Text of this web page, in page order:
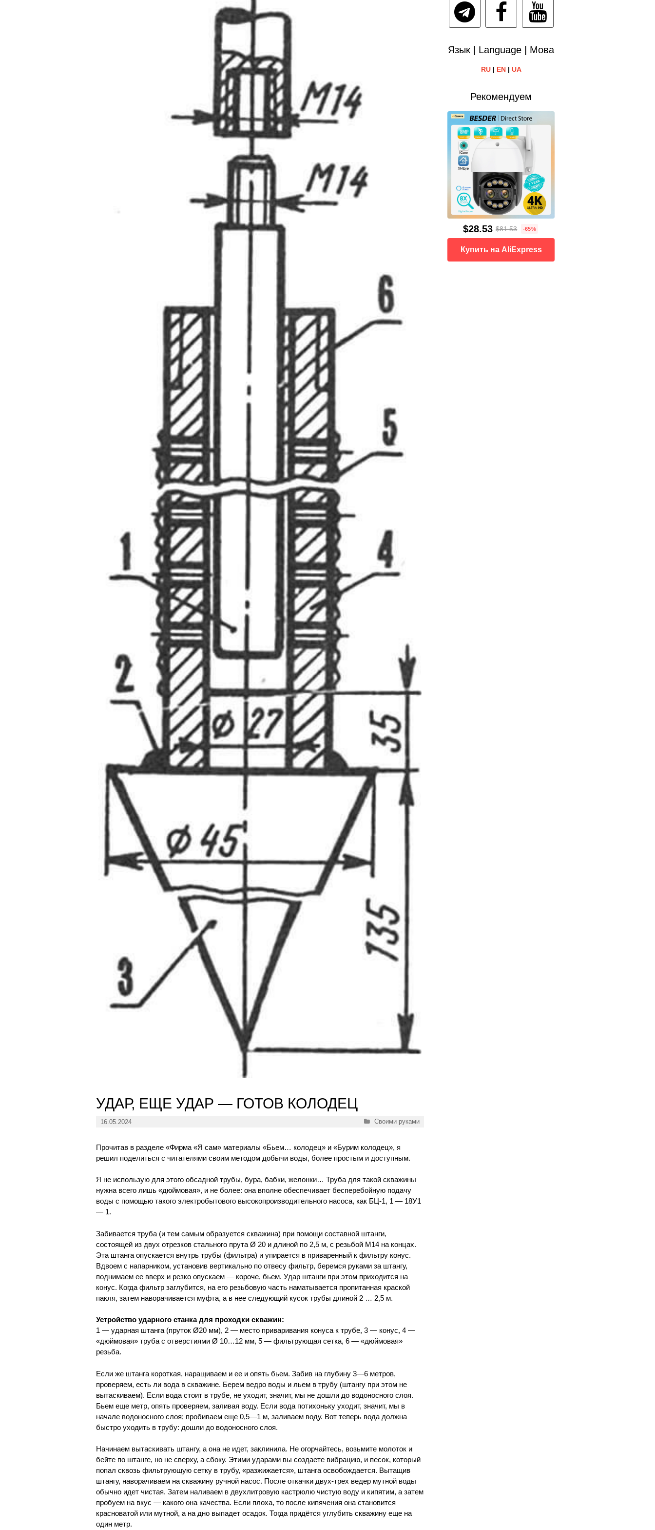
УДАР, ЕЩЕ УДАР — ГОТОВ КОЛОДЕЦ
16.05.2024 Рубрики
Своими руками
Прочитав в разделе «Фирма «Я сам» материалы «Бьем… колодец» и «Бурим колодец», я
решил поделиться с читателями своим методом добычи воды, более простым и доступным.
Я не использую для этого обсадной трубы, бура, бабки, желонки… Труба для такой скважины
нужна всего лишь «дюймовая», и не более: она вполне обеспечивает бесперебойную подачу
воды с помощью такого электробытового высокопроизводительного насоса, как БЦ-1, 1 — 18У1
— 1.
Забивается труба (и тем самым образуется скважина) при помощи составной штанги,
состоящей из двух отрезков стального прута Ø 20 и длиной по 2,5 м, с резьбой М14 на концах.
Эта штанга опускается внутрь трубы (фильтра) и упирается в приваренный к фильтру конус.
Вдвоем с напарником, установив вертикально по отвесу фильтр, беремся руками за штангу,
поднимаем ее вверх и резко опускаем — короче, бьем. Удар штанги при этом приходится на
конус. Когда фильтр заглубится, на его резьбовую часть наматывается пропитанная краской
пакля, затем наворачивается муфта, а в нее следующий кусок трубы длиной 2 … 2,5 м.
Устройство ударного станка для проходки скважин:
1 — ударная штанга (пруток Ø20 мм), 2 — место приваривания конуса к трубе, 3 — конус, 4 —
«дюймовая» труба с отверстиями Ø 10…12 мм, 5 — фильтрующая сетка, 6 — «дюймовая»
резьба.
Если же штанга короткая, наращиваем и ее и опять бьем. Забив на глубину 3—6 метров,
проверяем, есть ли вода в скважине. Берем ведро воды и льем в трубу (штангу при этом не
вытаскиваем). Если вода стоит в трубе, не уходит, значит, мы не дошли до водоносного слоя.
Бьем еще метр, опять проверяем, заливая воду. Если вода потихоньку уходит, значит, мы в
начале водоносного слоя; пробиваем еще 0,5—1 м, заливаем воду. Вот теперь вода должна
быстро уходить в трубу: дошли до водоносного слоя.
Начинаем вытаскивать штангу, а она не идет, заклинила. Не огорчайтесь, возьмите молоток и
бейте по штанге, но не сверху, а сбоку. Этими ударами вы создаете вибрацию, и песок, который
попал сквозь фильтрующую сетку в трубу, «разжижается», штанга освобождается. Вытащив
штангу, наворачиваем на скважину ручной насос. После откачки двух-трех ведер мутной воды
обычно идет чистая. Затем наливаем в двухлитровую кастрюлю чистую воду и кипятим, а затем
пробуем на вкус — какого она качества. Если плоха, то после кипячения она становится
красноватой или мутной, а на дно выпадет осадок. Тогда придётся углубить скважину еще на
один метр.
Язык | Language | Мова
RU| EN| UA
Рекомендуем
$28.53 $81.53 -65%
Купить на AliExpress